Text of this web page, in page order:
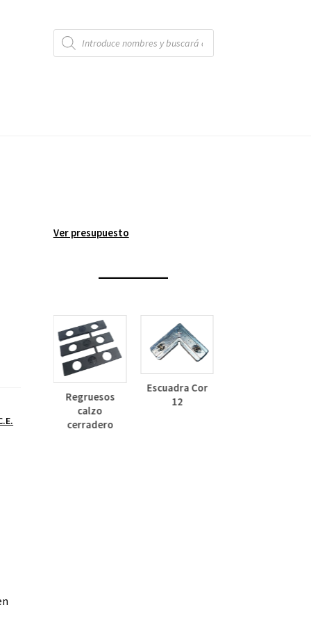
Búsqueda
de
productos
Ver presupuesto
Escuadra Cor
12
Regruesos
calzo
cerradero